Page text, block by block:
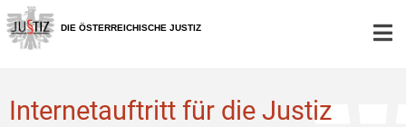
Zur
Hauptnavigation
[1]
Zum
Inhalt
[2]
DIE ÖSTERREICHISCHE JUSTIZ
Internetauftritt für die Justiz